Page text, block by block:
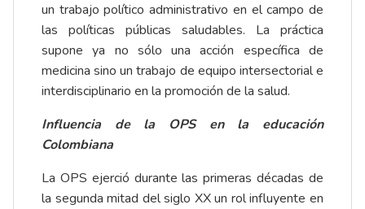
un trabajo político administrativo en el campo de
las políticas públicas saludables. La práctica
supone ya no sólo una acción específica de
medicina sino un trabajo de equipo intersectorial e
interdisciplinario en la promoción de la salud.
Influencia de la OPS en la educación
Colombiana
La OPS ejerció durante las primeras décadas de
la segunda mitad del siglo XX un rol influyente en